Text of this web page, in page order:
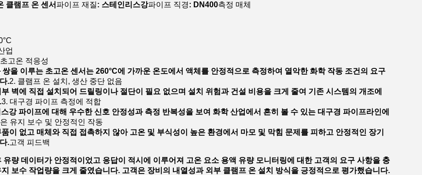
클램프 온 센서 파이프 재질: 스테인리스강파이프 직경: DN400측정 매체
업
고온 적응성
을 이루는 초고온 센서는 260°C에 가까운 온도에서 액체를 안정적으로 측정하여 열악한 화학 작동 조건의 요구
.2. 클램프 온 설치, 생산 중단 없음
벽에 직접 설치되어 드릴링이나 절단이 필요 없으며 설치 위험과 건설 비용을 크게 줄여 기존 시스템의 개조에
3. 대구경 파이프 측정에 적합
강 파이프에 대해 우수한 신호 안정성과 측정 반복성을 보여 화학 산업에서 흔히 볼 수 있는 대구경 파이프라인에
유지 보수 및 안정적인 작동
이 없고 매체와 직접 접촉하지 않아 고온 및 부식성이 높은 환경에서 마모 및 막힘 문제를 피하고 안정적인 장기
.고객 피드백
유량 데이터가 안정적이었고 응답이 적시에 이루어져 고온 요소 용액 유량 모니터링에 대한 고객의 요구 사항을 충
보수 작업량을 크게 줄였습니다. 고객은 장비의 내열성과 외부 클램프 온 설치 방식을 긍정적으로 평가했습니다.